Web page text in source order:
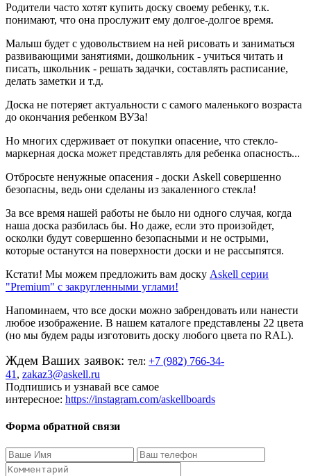
Родители часто хотят купить доску своему ребенку, т.к.
понимают, что она прослужит ему долгое-долгое время.
Малыш будет с удовольствием на ней рисовать и заниматься
развивающими занятиями, дошкольник - учиться читать и
писать, школьник - решать задачки, составлять расписание,
делать заметки и т.д.
Доска не потеряет актуальности с самого маленького возраста
до окончания ребенком ВУЗа!
Но многих сдерживает от покупки опасение, что стекло-
маркерная доска может представлять для ребенка опасность...
Отбросьте ненужные опасения - доски Askell совершенно
безопасны, ведь они сделаны из закаленного стекла!
За все время нашей работы не было ни одного случая, когда
наша доска разбилась бы. Но даже, если это произойдет,
осколки будут совершенно безопасными и не острыми,
которые останутся на поверхности доски и не рассыпятся.
Кстати! Мы можем предложить вам доску Askell серии
"Premium" с закругленными углами!
Напоминаем, что все доски можно забрендовать или нанести
любое изображение. В нашем каталоге представлены 22 цвета
(но мы будем рады изготовить доску любого цвета по RAL).
Ждем Ваших заявок: тел: +7 (982) 766-34-
41 , zakaz3@askell.ru
Подпишись и узнавай все самое
интересное: https://instagram.com/askellboards
Форма обратной связи